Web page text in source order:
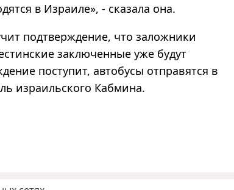
в Израиле», - сказала она.
подтверждение, что заложники
заключенные уже будут
поступит, автобусы отправятся в
израильского Кабмина.